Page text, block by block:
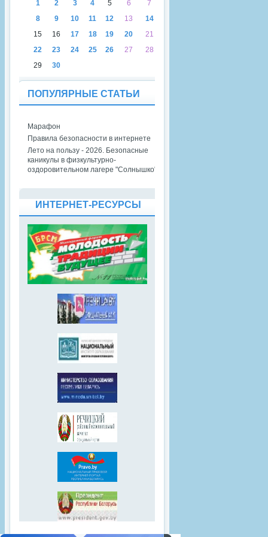
1
2 3 4 5 6
7
8
9 10 11 12 13
14
15
16 17 18 19 20
21
22
23 24 25 26 27
28
29
30
ПОПУЛЯРНЫЕ СТАТЬИ
Марафон
Правила безопасности в интернете
Лето на пользу - 2026. Безопасные
каникулы в физкультурно-
оздоровительном лагере "Солнышко"
ИНТЕРНЕТ-РЕСУРСЫ